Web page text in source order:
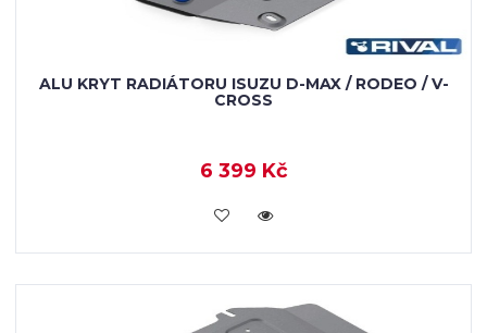
ALU KRYT RADIÁTORU ISUZU D-MAX / RODEO / V-
CROSS
6 399 Kč
KOUPIT